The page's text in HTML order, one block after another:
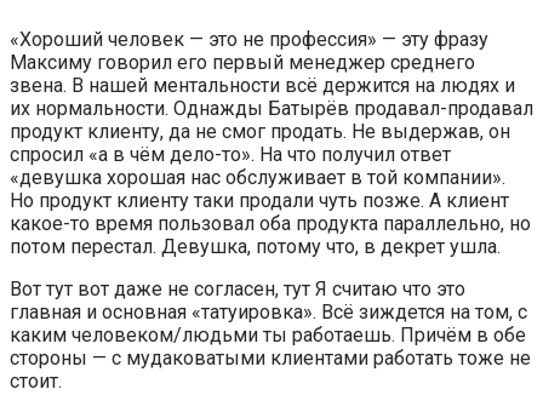
«Хороший человек — это не профессия» — эту фразу
Максиму говорил его первый менеджер среднего
звена. В нашей ментальности всё держится на людях и
их нормальности. Однажды Батырёв продавал-продавал
продукт клиенту, да не смог продать. Не выдержав, он
спросил «а в чём дело-то». На что получил ответ
«девушка хорошая нас обслуживает в той компании».
Но продукт клиенту таки продали чуть позже. А клиент
какое-то время пользовал оба продукта параллельно, но
потом перестал. Девушка, потому что, в декрет ушла.
Вот тут вот даже не согласен, тут Я считаю что это
главная и основная «татуировка». Всё зиждется на том, с
каким человеком/людьми ты работаешь. Причём в обе
стороны — с мудаковатыми клиентами работать тоже не
стоит.